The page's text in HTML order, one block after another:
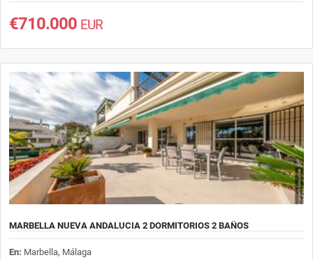
€710.000 EUR
MARBELLA NUEVA ANDALUCIA 2 DORMITORIOS 2 BAÑOS
En: Marbella, Málaga